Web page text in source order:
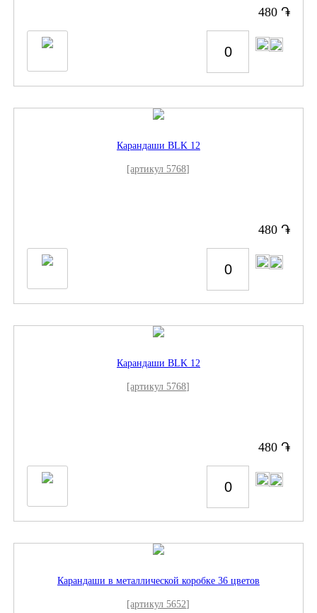
480 ֏
Карандаши BLK 12
[артикул 5768]
480 ֏
Карандаши BLK 12
[артикул 5768]
480 ֏
Карандаши в металлической коробке 36 цветов
[артикул 5652]